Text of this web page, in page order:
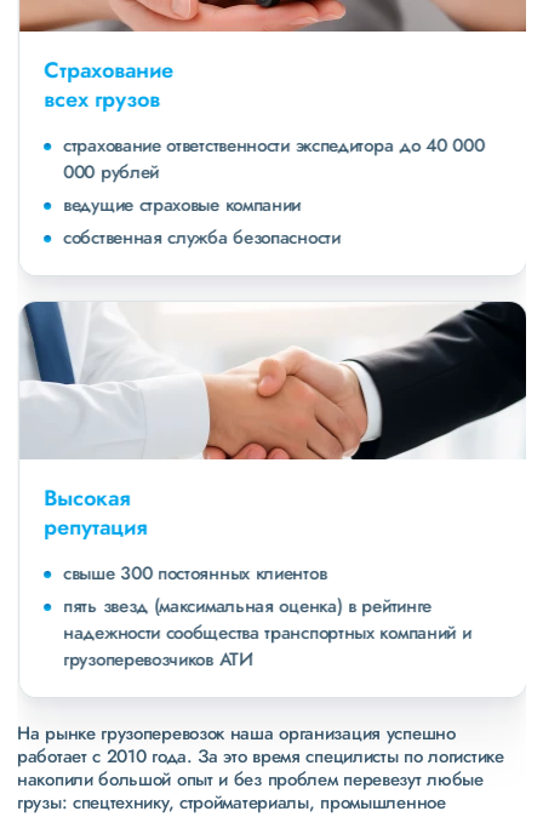
Страхование
всех грузов
страхование ответственности экспедитора до 40 000
000 рублей
ведущие страховые компании
собственная служба безопасности
Высокая
репутация
свыше 300 постоянных клиентов
пять звезд (максимальная оценка) в рейтинге
надежности сообщества транспортных компаний и
грузоперевозчиков АТИ
На рынке грузоперевозок наша организация успешно
работает с 2010 года. За это время специлисты по логистике
накопили большой опыт и без проблем перевезут любые
грузы: спецтехнику, стройматериалы, промышленное